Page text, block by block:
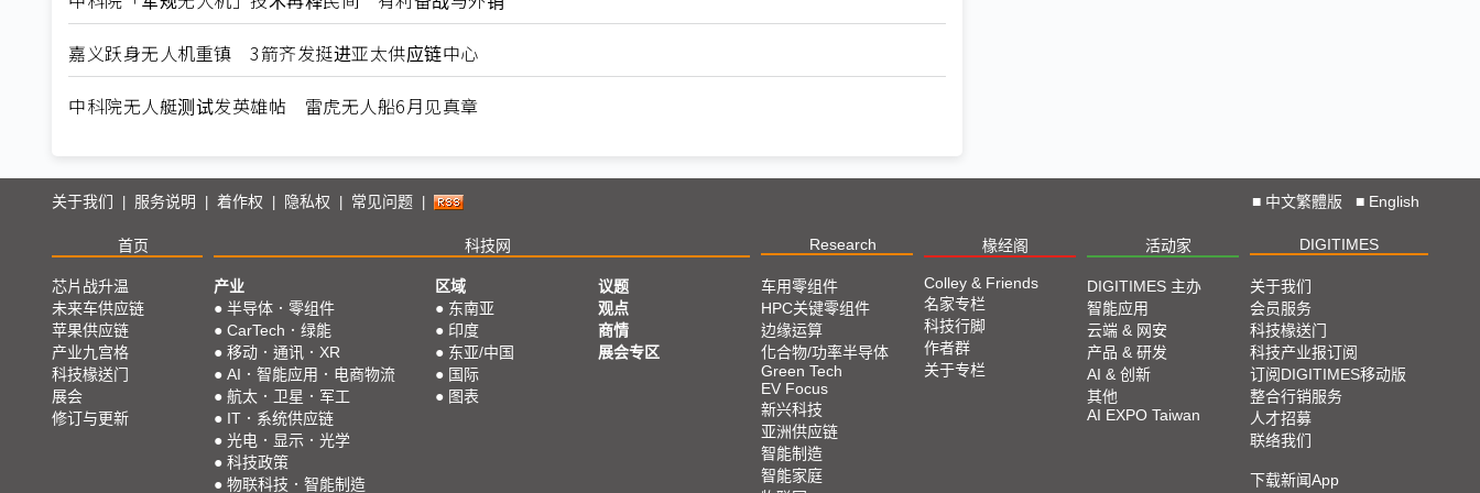
嘉义跃身无人机重镇 3箭齐发挺进亚太供应链中心
中科院无人艇测试发英雄帖 雷虎无人船6月见真章
关于我们 服务说明 着作权 隐私权 常见问题 ■ 中文繁體版 ■ English
首页 科技网 Research 椽经阁 活动家 DIGITIMES
芯片战升温
未来车供应链
苹果供应链
产业九宫格
科技椽送门
展会
修订与更新
产业
● 半导体．零组件
● CarTech．绿能
● 移动．通讯．XR
● AI．智能应用．电商物流
● 航太．卫星．军工
● IT．系统供应链
● 光电．显示．光学
● 科技政策
● 物联科技．智能制造
区域
● 东南亚
● 印度
● 东亚/中国
● 国际
● 图表
议题
观点
商情
展会专区
车用零组件
HPC关键零组件
边缘运算
化合物/功率半导体
Green Tech
EV Focus
新兴科技
亚洲供应链
智能制造
智能家庭
Colley & Friends
名家专栏
科技行脚
作者群
关于专栏
DIGITIMES 主办
智能应用
云端 & 网安
产品 & 研发
AI & 创新
其他
AI EXPO Taiwan
关于我们
会员服务
科技椽送门
科技产业报订阅
订阅DIGITIMES移动版
整合行销服务
人才招募
联络我们
下载新闻App